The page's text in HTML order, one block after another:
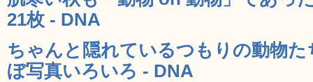
21枚 - DNA
ちゃんと隠れているつもりの動物
ぼ写真いろいろ - DNA